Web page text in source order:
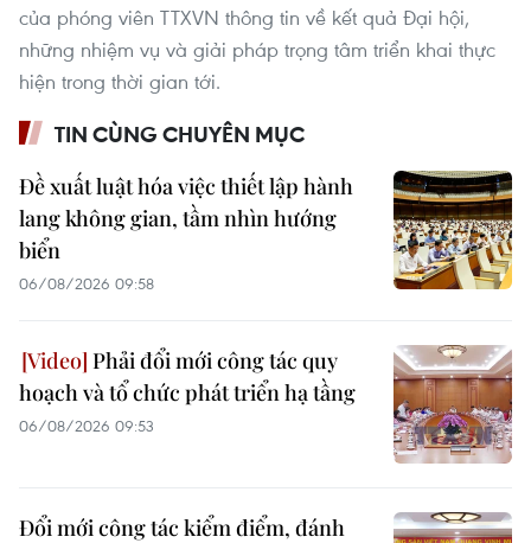
của phóng viên TTXVN thông tin về kết quả Đại hội,
những nhiệm vụ và giải pháp trọng tâm triển khai thực
hiện trong thời gian tới.
TIN CÙNG CHUYÊN MỤC
Đề xuất luật hóa việc thiết lập hành
lang không gian, tầm nhìn hướng
biển
06/08/2026 09:58
Phải đổi mới công tác quy
hoạch và tổ chức phát triển hạ tầng
06/08/2026 09:53
Đổi mới công tác kiểm điểm, đánh